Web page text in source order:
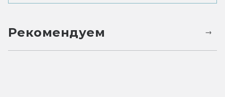
Рекомендуем